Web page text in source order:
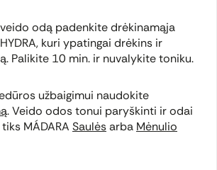
veido odą padenkite drėkinamąja
kuri ypatingai drėkins ir
Palikite 10 min. ir nuvalykite toniku.
užbaigimui naudokite
. Veido odos tonui paryškinti ir odai
MÁDARA Saulėsarba Mėnulio